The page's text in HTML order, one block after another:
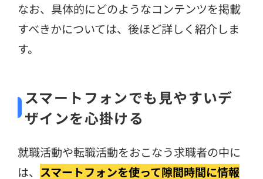
なお、具体的にどのようなコンテンツを掲載
すべきかについては、後ほど詳しく紹介しま
す。
スマートフォンでも見やすいデ
ザインを心掛ける
就職活動や転職活動をおこなう求職者の中に
は、 スマートフォンを使って隙間時間に情報